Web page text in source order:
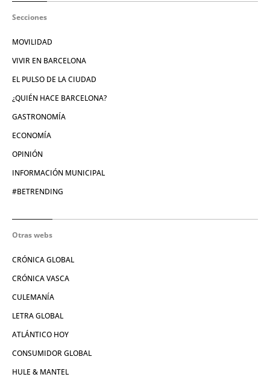
Secciones
MOVILIDAD
VIVIR EN BARCELONA
EL PULSO DE LA CIUDAD
¿QUIÉN HACE BARCELONA?
GASTRONOMÍA
ECONOMÍA
OPINIÓN
INFORMACIÓN MUNICIPAL
#BETRENDING
Otras webs
CRÓNICA GLOBAL
CRÓNICA VASCA
CULEMANÍA
LETRA GLOBAL
ATLÁNTICO HOY
CONSUMIDOR GLOBAL
HULE & MANTEL